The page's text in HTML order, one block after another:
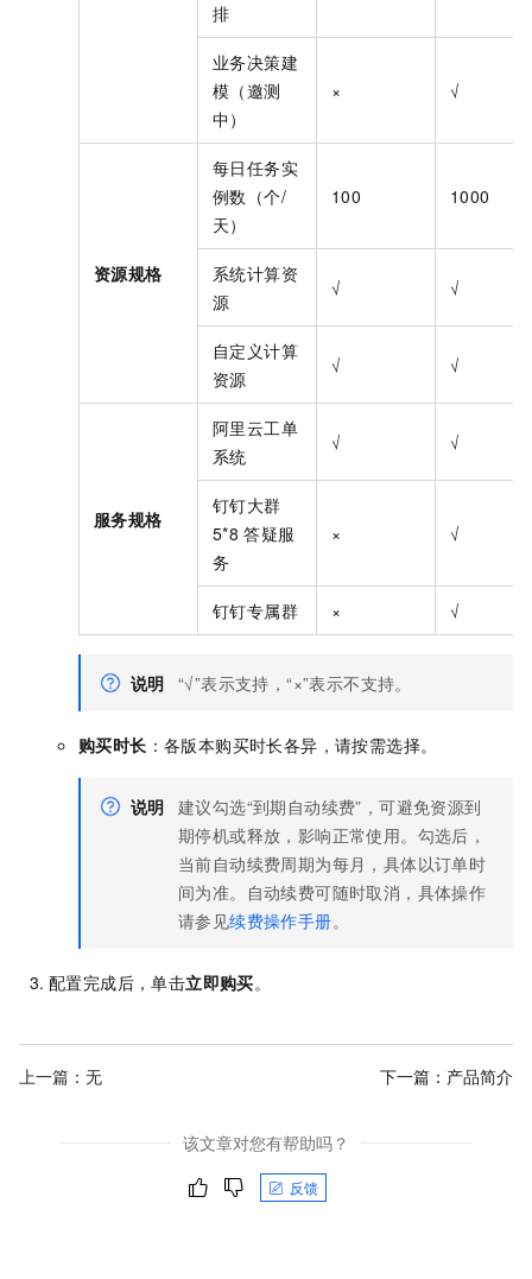
排
业务决策建
模（邀测
中）
× √
资源规格
每日任务实
例数（个/
天）
100 1000
系统计算资
源
√ √
自定义计算
资源
√ √
服务规格
阿里云工单
系统
√ √
钉钉大群
5*8 答疑服
务
× √
钉钉专属群 × √
说明 “√”表示支持，“×”表示不支持。
购买时长 ：各版本购买时长各异，请按需选择。
说明 建议勾选“到期自动续费”，可避免资源到
期停机或释放，影响正常使用。勾选后，
当前自动续费周期为每月，具体以订单时
间为准。自动续费可随时取消，具体操作
请参见续费操作手册。
配置完成后，单击立即购买。
上一篇：无 下一篇： 产品简介
该文章对您有帮助吗？
反馈